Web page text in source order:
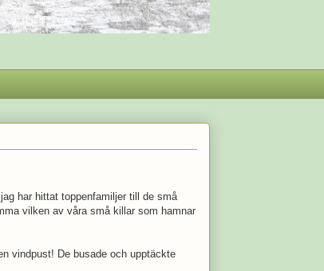
har hittat toppenfamiljer till de små
vilken av våra små killar som hamnar
vindpust! De busade och upptäckte